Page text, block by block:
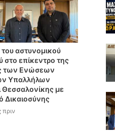
αστυνομικού
επίκεντρο της
των Ενώσεων
Υπαλλήλων
με
Δικαιοσύνης
πριν